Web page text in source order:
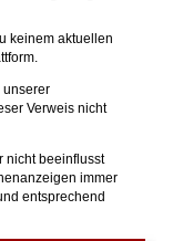
keinem aktuellen
unserer
Verweis nicht
nicht beeinflusst
immer
entsprechend